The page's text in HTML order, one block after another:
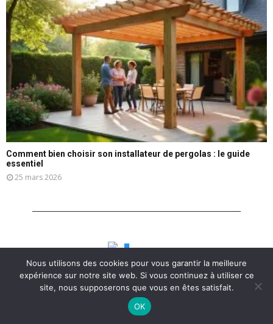
Comment bien choisir son installateur de pergolas : le guide
essentiel
25 mars 2026
Nous utilisons des cookies pour vous garantir la meilleure
expérience sur notre site web. Si vous continuez à utiliser ce
site, nous supposerons que vous en êtes satisfait.
OK